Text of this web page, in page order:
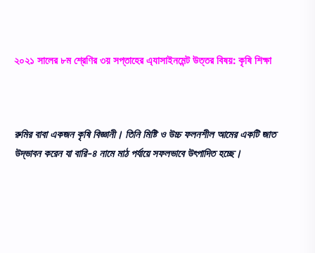
২০২১ সালের ৮ম শ্রেণির ৩য় সপ্তাহের এ্যাসাইনমেন্ট উত্তর বিষয়: কৃষি শিক্ষা
রুমির বাবা একজন কৃষি বিজ্ঞানী। তিনি মিষ্টি ও উচ্চ ফলনশীল আমের একটি জাত
উদ্ভাবন করেন যা বারি-৪ নামে মাঠ পর্যায়ে সফলভাবে উৎপাদিত হচ্ছে।